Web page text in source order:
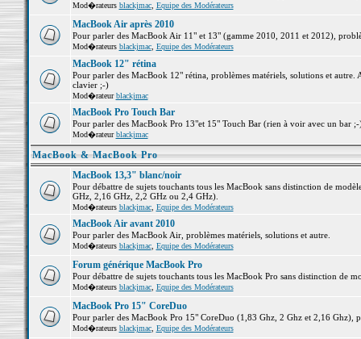
Mod�rateurs blackjmac, Equipe des Modérateurs
MacBook Air après 2010
Pour parler des MacBook Air 11" et 13" (gamme 2010, 2011 et 2012),
Mod�rateurs blackjmac, Equipe des Modérateurs
MacBook 12" rétina
Pour parler des MacBook 12" rétina, problèmes matériels, solutions et
clavier ;-)
Mod�rateurblackjmac
MacBook Pro Touch Bar
Pour parler des MacBook Pro 13"et 15" Touch Bar (rien à voir avec un bar
Mod�rateurblackjmac
MacBook & MacBook Pro
MacBook 13,3" blanc/noir
Pour débattre de sujets touchants tous les MacBook sans distinction de
GHz, 2,16 GHz, 2,2 GHz ou 2,4 GHz).
Mod�rateurs blackjmac, Equipe des Modérateurs
MacBook Air avant 2010
Pour parler des MacBook Air, problèmes matériels, solutions et autre.
Mod�rateurs blackjmac, Equipe des Modérateurs
Forum générique MacBook Pro
Pour débattre de sujets touchants tous les MacBook Pro sans distinction de
Mod�rateurs blackjmac, Equipe des Modérateurs
MacBook Pro 15" CoreDuo
Pour parler des MacBook Pro 15" CoreDuo (1,83 Ghz, 2 Ghz et 2,16 Ghz),
Mod�rateurs blackjmac, Equipe des Modérateurs